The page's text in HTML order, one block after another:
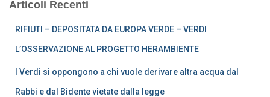
Articoli Recenti
RIFIUTI – DEPOSITATA DA EUROPA VERDE – VERDI
L’OSSERVAZIONE AL PROGETTO HERAMBIENTE
I Verdi si oppongono a chi vuole derivare altra acqua dal
Rabbi e dal Bidente vietate dalla legge